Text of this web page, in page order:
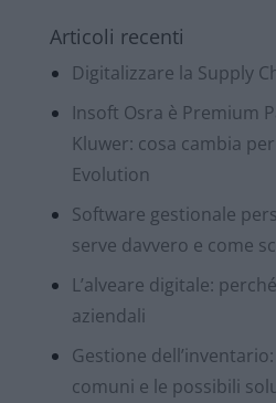
Articoli recenti
Digitalizzare la Supply
Insoft Osra è Premium
Kluwer: cosa cambia
Evolution
Software gestionale
serve davvero e come
L’alveare digitale:
aziendali
Gestione
comuni e le possibili